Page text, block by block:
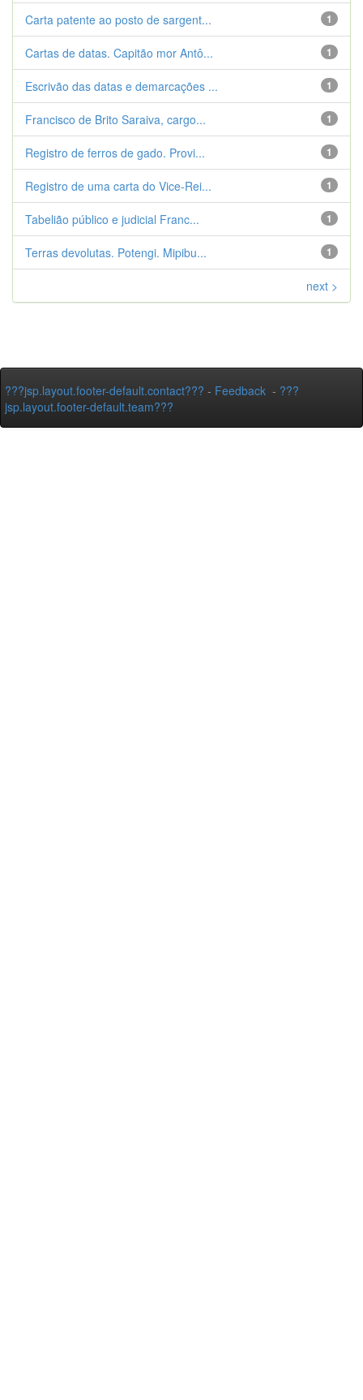
1
Carta patente ao posto de sargent...
1
Cartas de datas. Capitão mor Antô...
1
Escrivão das datas e demarcações ...
1
Francisco de Brito Saraiva, cargo...
1
Registro de ferros de gado. Provi...
1
Registro de uma carta do Vice-Rei...
1
Tabelião público e judicial Franc...
1
Terras devolutas. Potengi. Mipibu...
next >
???jsp.layout.footer-default.contact??? - Feedback - ???
jsp.layout.footer-default.team???